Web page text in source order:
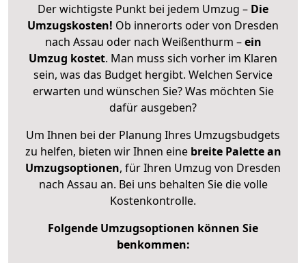
Der wichtigste Punkt bei jedem Umzug – Die
Umzugskosten! Ob innerorts oder von Dresden
nach Assau oder nach Weißenthurm –ein
Umzug kostet. Man muss sich vorher im Klaren
sein, was das Budget hergibt. Welchen Service
erwarten und wünschen Sie? Was möchten Sie
dafür ausgeben?
Um Ihnen bei der Planung Ihres Umzugsbudgets
zu helfen, bieten wir Ihnen eine breite Palette an
Umzugsoptionen, für Ihren Umzug von Dresden
nach Assau an. Bei uns behalten Sie die volle
Kostenkontrolle.
Folgende Umzugsoptionen können Sie
benkommen: